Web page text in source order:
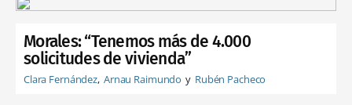
Morales: “Tenemos más de 4.000
solicitudes de vivienda”
Clara Fernández Arnau Raimundo Rubén Pacheco